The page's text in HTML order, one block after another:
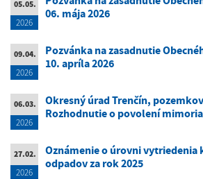
05.05.
2026
06. mája 2026
09.04.
2026
Pozvánka na zasadnutie
10. apríla 2026
06.03.
2026
Okresný úrad Trenčín,
Rozhodnutie o povolení
27.02.
2026
Oznámenie o úrovni vytriedenia
odpadov za rok 2025